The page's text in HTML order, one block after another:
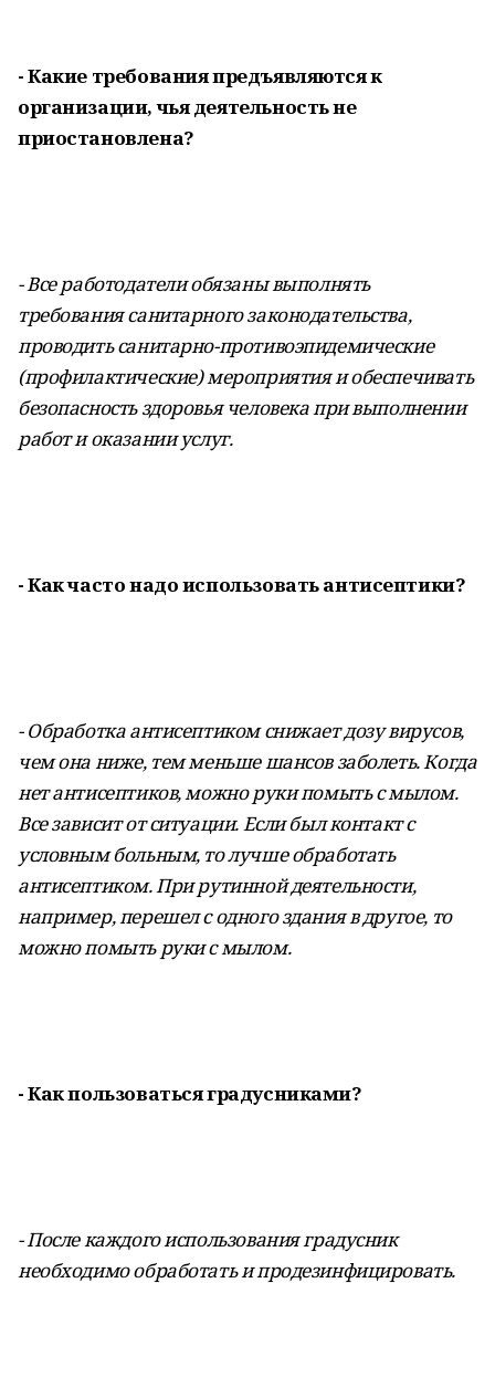
- Какие требования предъявляются к
организации, чья деятельность не
приостановлена?
- Все работодатели обязаны выполнять
требования санитарного законодательства,
проводить санитарно-противоэпидемические
(профилактические) мероприятия и обеспечивать
безопасность здоровья человека при выполнении
работ и оказании услуг.
- Как часто надо использовать антисептики?
- Обработка антисептиком снижает дозу вирусов,
чем она ниже, тем меньше шансов заболеть. Когда
нет антисептиков, можно руки помыть с мылом.
Все зависит от ситуации. Если был контакт с
условным больным, то лучше обработать
антисептиком. При рутинной деятельности,
например, перешел с одного здания в другое, то
можно помыть руки с мылом.
- Как пользоваться градусниками?
- После каждого использования градусник
необходимо обработать и продезинфицировать.